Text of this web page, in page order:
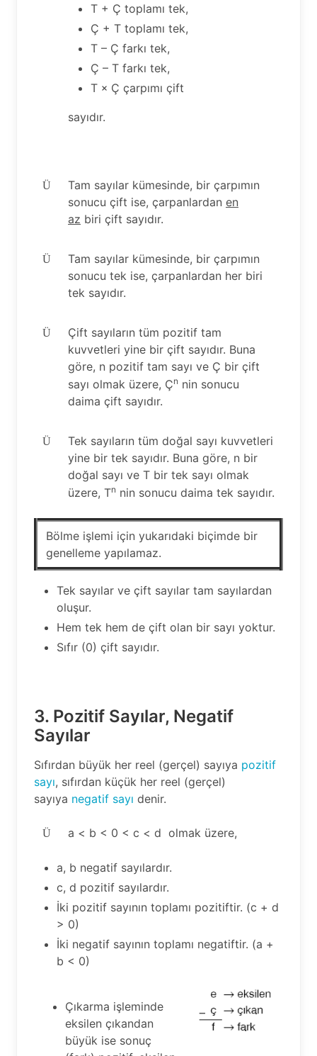
T + Ç toplamı tek,
Ç + T toplamı tek,
T – Ç farkı tek,
Ç – T farkı tek,
T × Ç çarpımı çift
sayıdır.
Ü
Tam sayılar kümesinde, bir çarpımın
sonucu çift ise, çarpanlardan en
az biri çift sayıdır.
Ü
Tam sayılar kümesinde, bir çarpımın
sonucu tek ise, çarpanlardan her biri
tek sayıdır.
Ü
Çift sayıların tüm pozitif tam
kuvvetleri yine bir çift sayıdır. Buna
göre, n pozitif tam sayı ve Ç bir çift
sayı olmak üzere, Çn nin sonucu
daima çift sayıdır.
Ü
Tek sayıların tüm doğal sayı kuvvetleri
yine bir tek sayıdır. Buna göre, n bir
doğal sayı ve T bir tek sayı olmak
üzere, Tn nin sonucu daima tek sayıdır.
Bölme işlemi için yukarıdaki biçimde bir
genelleme yapılamaz.
Tek sayılar ve çift sayılar tam sayılardan
oluşur.
Hem tek hem de çift olan bir sayı yoktur.
Sıfır (0) çift sayıdır.
3. Pozitif Sayılar, Negatif
Sayılar
Sıfırdan büyük her reel (gerçel) sayıya pozitif
sayı, sıfırdan küçük her reel (gerçel)
sayıya negatif sayı denir.
Ü a < b < 0 < c < d olmak üzere,
a, b negatif sayılardır.
c, d pozitif sayılardır.
İki pozitif sayının toplamı pozitiftir. (c + d
> 0)
İki negatif sayının toplamı negatiftir. (a +
b < 0)
Çıkarma işleminde
eksilen çıkandan
büyük ise sonuç